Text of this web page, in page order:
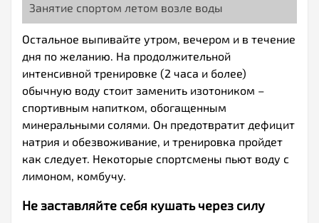
Занятие спортом летом возле воды
Остальное выпивайте утром, вечером и в течение
дня по желанию. На продолжительной
интенсивной тренировке (2 часа и более)
обычную воду стоит заменить изотоником –
спортивным напитком, обогащенным
минеральными солями. Он предотвратит дефицит
натрия и обезвоживание, и тренировка пройдет
как следует. Некоторые спортсмены пьют воду с
лимоном, комбучу.
Не заставляйте себя кушать через силу